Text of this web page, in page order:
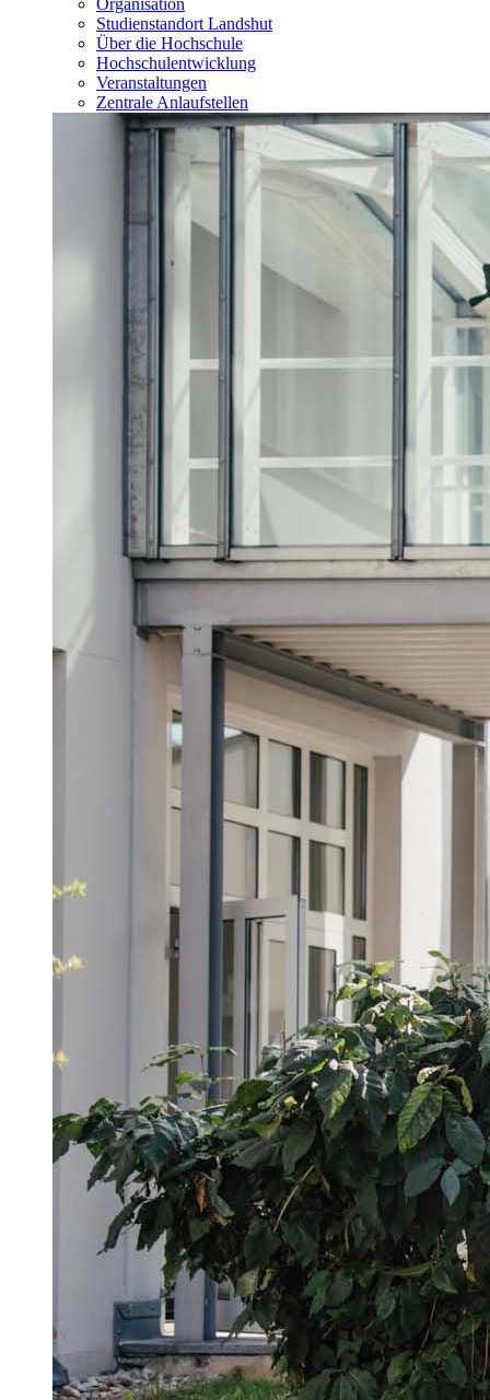
Organisation
Studienstandort Landshut
Über die Hochschule
Hochschulentwicklung
Veranstaltungen
Zentrale Anlaufstellen